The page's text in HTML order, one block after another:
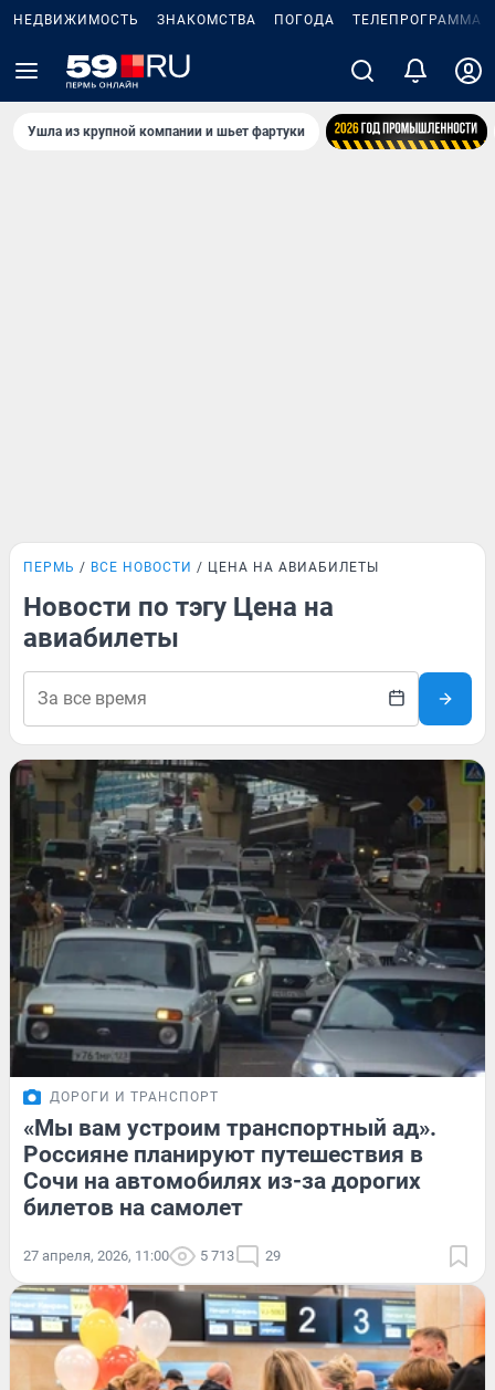
НЕДВИЖИМОСТЬ ЗНАКОМСТВА ПОГОДА ТЕЛЕПРОГРАММА
Ушла из крупной компании и шьет фартуки
ПЕРМЬ ВСЕ НОВОСТИ ЦЕНА НА АВИАБИЛЕТЫ
Новости по тэгу Цена на
авиабилеты
ДОРОГИ И ТРАНСПОРТ
«Мы вам устроим транспортный ад».
Россияне планируют путешествия в
Сочи на автомобилях из-за дорогих
билетов на самолет
27 апреля, 2026, 11:00 5 713 29